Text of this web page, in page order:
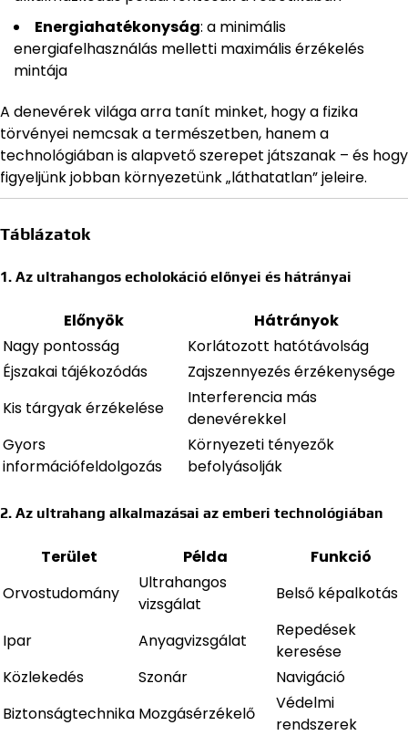
Energiahatékonyság: a minimális
energiafelhasználás melletti maximális érzékelés
mintája
A denevérek világa arra tanít minket, hogy a fizika
törvényei nemcsak a természetben, hanem a
technológiában is alapvető szerepet játszanak – és hogy
figyeljünk jobban környezetünk „láthatatlan” jeleire.
Táblázatok
1. Az ultrahangos echolokáció előnyei és hátrányai
Előnyök
Hátrányok
Nagy pontosság
Korlátozott hatótávolság
Éjszakai tájékozódás
Zajszennyezés érzékenysége
Kis tárgyak érzékelése
Interferencia más
denevérekkel
Gyors
információfeldolgozás
Környezeti tényezők
befolyásolják
2. Az ultrahang alkalmazásai az emberi technológiában
Terület Példa
Funkció
Orvostudomány
Ultrahangos
vizsgálat
Belső képalkotás
Ipar Anyagvizsgálat
Repedések
keresése
Közlekedés
Szonár
Navigáció
Biztonságtechnika Mozgásérzékelő
Védelmi
rendszerek